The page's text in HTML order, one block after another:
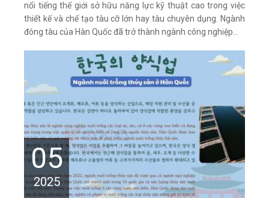
nổi tiếng thế giới sở hữu năng lực kỹ thuật cao trong việc
thiết kế và chế tạo tàu cỡ lớn hay tàu chuyên dụng. Ngành
đóng tàu của Hàn Quốc đã trở thành ngành công nghiệp...
05
2025